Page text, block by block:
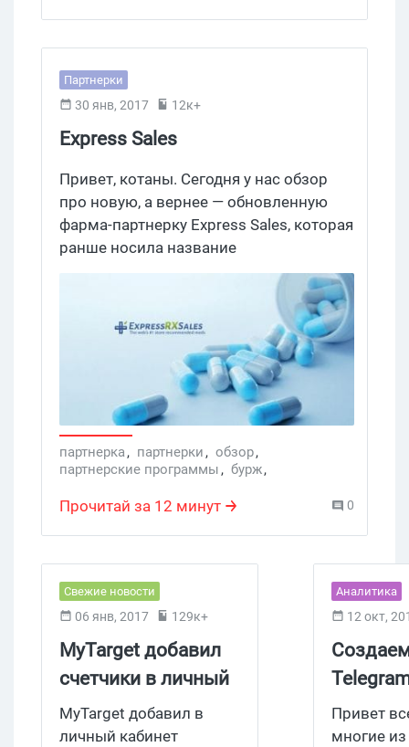
Партнерки
30 янв, 2017 12к+
Express Sales
Привет, котаны. Сегодня у нас обзор
про новую, а вернее — обновленную
фарма-партнерку Express Sales, которая
ранше носила название
OnlinePaymaster. На международном
рынке фармы ребята работают с 2012
года. А в чем особенности и
преимущества этого проекта, это мы и
постараемся выяснить.
партнерка, партнерки, обзор,
партнерские программы, бурж,
Express Sales,OnlinePaymaster
Прочитай за 12 минут 0
Свежие новости
06 янв, 2017 129к+
MyTarget добавил
счетчики в личный
кабинет
MyTarget добавил в
личный кабинет
Аналитика
12 окт,
навыков
Привет
многие